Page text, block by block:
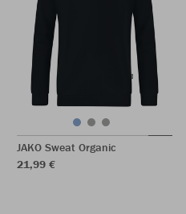
JAKO Sweat Organic
21,99 €